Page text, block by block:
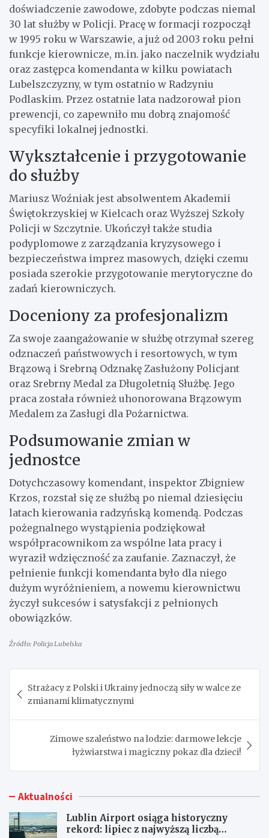
doświadczenie zawodowe, zdobyte podczas niemal
30 lat służby w Policji. Pracę w formacji rozpoczął
w 1995 roku w Warszawie, a już od 2003 roku pełni
funkcje kierownicze, m.in. jako naczelnik wydziału
oraz zastępca komendanta w kilku powiatach
Lubelszczyzny, w tym ostatnio w Radzyniu
Podlaskim. Przez ostatnie lata nadzorował pion
prewencji, co zapewniło mu dobrą znajomość
specyfiki lokalnej jednostki.
Wykształcenie i przygotowanie
do służby
Mariusz Woźniak jest absolwentem Akademii
Świętokrzyskiej w Kielcach oraz Wyższej Szkoły
Policji w Szczytnie. Ukończył także studia
podyplomowe z zarządzania kryzysowego i
bezpieczeństwa imprez masowych, dzięki czemu
posiada szerokie przygotowanie merytoryczne do
zadań kierowniczych.
Doceniony za profesjonalizm
Za swoje zaangażowanie w służbę otrzymał szereg
odznaczeń państwowych i resortowych, w tym
Brązową i Srebrną Odznakę Zasłużony Policjant
oraz Srebrny Medal za Długoletnią Służbę. Jego
praca została również uhonorowana Brązowym
Medalem za Zasługi dla Pożarnictwa.
Podsumowanie zmian w
jednostce
Dotychczasowy komendant, inspektor Zbigniew
Krzos, rozstał się ze służbą po niemal dziesięciu
latach kierowania radzyńską komendą. Podczas
pożegnalnego wystąpienia podziękował
współpracownikom za wspólne lata pracy i
wyraził wdzięczność za zaufanie. Zaznaczył, że
pełnienie funkcji komendanta było dla niego
dużym wyróżnieniem, a nowemu kierownictwu
życzył sukcesów i satysfakcji z pełnionych
obowiązków.
Źródło: Policja Lubelska
wpisu
Strażacy z Polski i Ukrainy jednoczą siły w walce ze
zmianami klimatycznymi
Zimowe szaleństwo na lodzie: darmowe lekcje
łyżwiarstwa i magiczny pokaz dla dzieci!
Aktualności
Lublin Airport osiąga historyczny
rekord: lipiec z najwyższą liczbą